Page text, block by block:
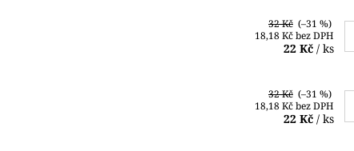
32 Kč (–31 %)
18,18 Kč bez DPH
22 Kč / ks
32 Kč (–31 %)
18,18 Kč bez DPH
22 Kč / ks